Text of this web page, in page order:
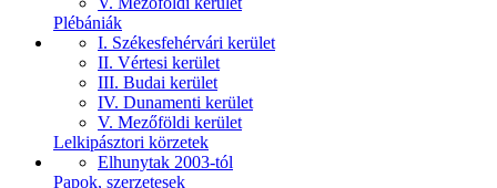
Plébániák
I. Székesfehérvári kerület
II. Vértesi kerület
III. Budai kerület
IV. Dunamenti kerület
V. Mezőföldi kerület
Lelkipásztori körzetek
Elhunytak 2003-tól
Papok, szerzetesek